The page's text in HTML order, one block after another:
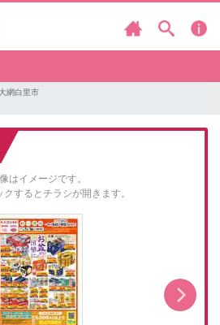
大網白里市
はイメージです。
するとチラシが開きます。